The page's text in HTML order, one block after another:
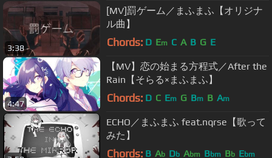
3:38
[MV]罰ゲーム／まふまふ【オリジナ
ル曲】
Chords: D Em C A B G E
4:47
【MV】恋の始まる方程式／After the
Rain【そらる×まふまふ】
Chords: D C Em G Bm B Am
ECHO／まふまふ feat.nqrse【歌って
みた】
Chords: B Ab Db Abm Bbm Bb Ebm